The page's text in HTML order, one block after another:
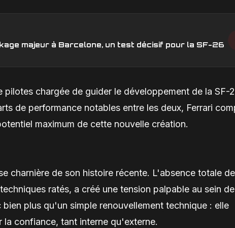
majeur à Barcelone, un test décisif pour la SF-26
chargée de guider le développement de la SF-
de performance notables entre les deux, Ferrari
maximum de cette nouvelle création.
charnière de son histoire récente. L'absence totale de
ratés, a créé une tension palpable au sein de
plus qu'un simple renouvellement technique : elle
la confiance, tant interne qu'externe.